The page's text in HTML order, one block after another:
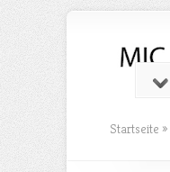
Startseite »